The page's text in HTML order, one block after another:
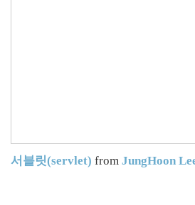
서블릿(servlet) from JungHoon